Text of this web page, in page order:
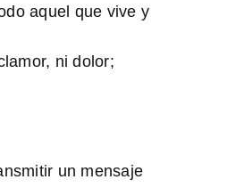
aquel que vive y
ni dolor;
un mensaje